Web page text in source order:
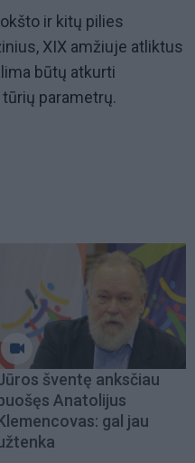
ir kitų pilies
XIX amžiuje atliktus
būtų atkurti
parametrų.
šventę anksčiau
Anatolijus
gal jau